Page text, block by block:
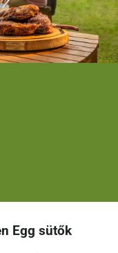
Egg sütők